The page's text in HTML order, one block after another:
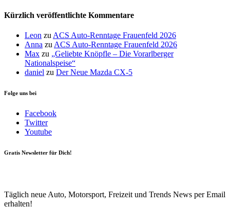
Kürzlich veröffentlichte Kommentare
Leon zuACS Auto-Renntage Frauenfeld 2026
Anna zuACS Auto-Renntage Frauenfeld 2026
Max zu „Geliebte Knöpfle – Die Vorarlberger
Nationalspeise“
daniel zu Der Neue Mazda CX-5
Folge uns bei
Facebook
Twitter
Youtube
Gratis Newsletter für Dich!
Täglich neue Auto, Motorsport, Freizeit und Trends News per Email
erhalten!